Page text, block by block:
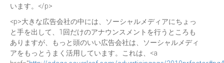
います。</p>
<p>大きな広告会社の中には、ソーシャルメディアにちょっ
と手を出して、1回だけのアナウンスメントを行うところも
ありますが、もっと頭のいい広告会社は、ソーシャルメディ
アをもっとうまく活用しています。これは、<a